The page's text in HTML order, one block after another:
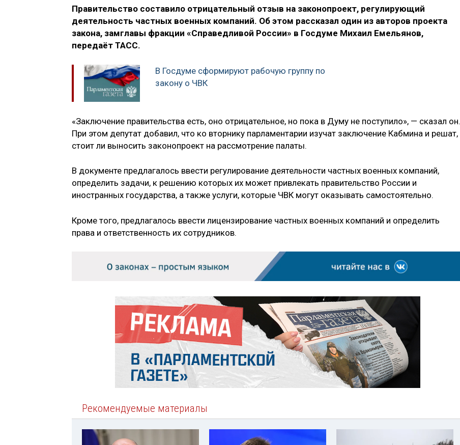
Правительство составило отрицательный отзыв на законопроект, регулирующий
деятельность частных военных компаний. Об этом рассказал один из авторов проекта
закона, замглавы фракции «Справедливой России» в Госдуме Михаил Емельянов,
передаёт ТАСС.
В Госдуме сформируют рабочую группу по
закону о ЧВК
«Заключение правительства есть, оно отрицательное, но пока в Думу не поступило», — сказал он.
При этом депутат добавил, что ко вторнику парламентарии изучат заключение Кабмина и решат,
стоит ли выносить законопроект на рассмотрение палаты.
В документе предлагалось ввести регулирование деятельности частных военных компаний,
определить задачи, к решению которых их может привлекать правительство России и
иностранных государства, а также услуги, которые ЧВК могут оказывать самостоятельно.
Кроме того, предлагалось ввести лицензирование частных военных компаний и определить
права и ответственность их сотрудников.
Рекомендуемые материалы